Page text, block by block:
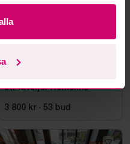
Stockholm
st. fåtöljer Homeline
3 800 kr · 53 bud